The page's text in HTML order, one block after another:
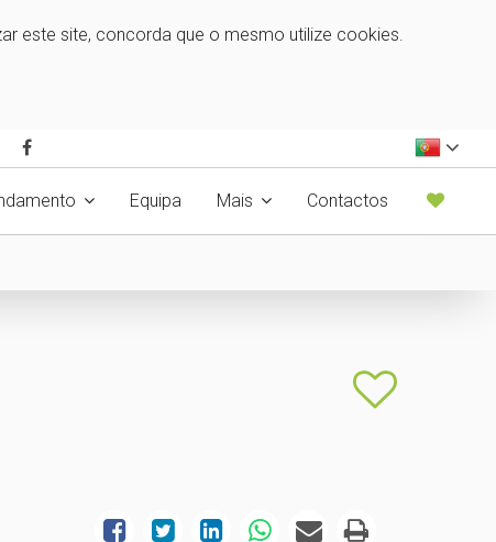
este site, concorda que o mesmo utilize cookies.
Equipa Mais Contactos